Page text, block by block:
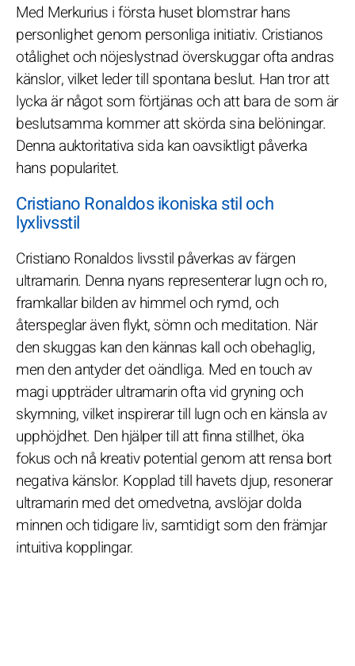
Med Merkurius i första huset blomstrar hans
personlighet genom personliga initiativ. Cristianos
otålighet och nöjeslystnad överskuggar ofta andras
känslor, vilket leder till spontana beslut. Han tror att
lycka är något som förtjänas och att bara de som är
beslutsamma kommer att skörda sina belöningar.
Denna auktoritativa sida kan oavsiktligt påverka
hans popularitet.
Cristiano Ronaldos ikoniska stil och
lyxlivsstil
Cristiano Ronaldos livsstil påverkas av färgen
ultramarin. Denna nyans representerar lugn och ro,
framkallar bilden av himmel och rymd, och
återspeglar även flykt, sömn och meditation. När
den skuggas kan den kännas kall och obehaglig,
men den antyder det oändliga. Med en touch av
magi uppträder ultramarin ofta vid gryning och
skymning, vilket inspirerar till lugn och en känsla av
upphöjdhet. Den hjälper till att finna stillhet, öka
fokus och nå kreativ potential genom att rensa bort
negativa känslor. Kopplad till havets djup, resonerar
ultramarin med det omedvetna, avslöjar dolda
minnen och tidigare liv, samtidigt som den främjar
intuitiva kopplingar.